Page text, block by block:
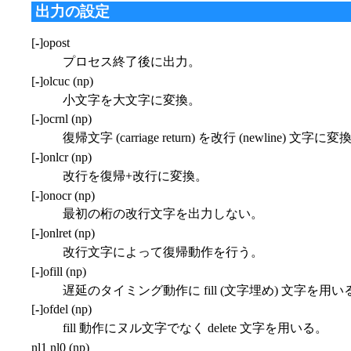
出力の設定
[-]opost
プロセス終了後に出力。
[-]olcuc (np)
小文字を大文字に変換。
[-]ocrnl (np)
復帰文字 (carriage return) を改行 (newline) 文字に変換
[-]onlcr (np)
改行を復帰+改行に変換。
[-]onocr (np)
最初の桁の改行文字を出力しない。
[-]onlret (np)
改行文字によって復帰動作を行う。
[-]ofill (np)
遅延のタイミング動作に fill (文字埋め) 文字を用い
[-]ofdel (np)
fill 動作にヌル文字でなく delete 文字を用いる。
nl1 nl0 (np)